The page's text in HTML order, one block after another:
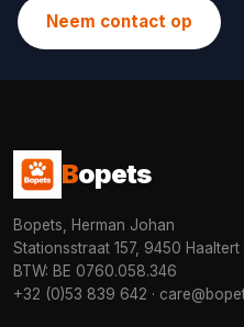
Neem contact op
Bopets
Bopets, Herman Johan
Stationsstraat 157, 9450 Haaltert
BTW: BE 0760.058.346
+32 (0)53 839 642 ·